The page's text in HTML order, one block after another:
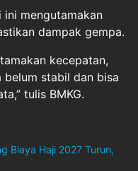
ini mengutamakan
dampak gempa.
kecepatan,
belum stabil dan bisa
tulis BMKG.
Biaya Haji 2027 Turun,